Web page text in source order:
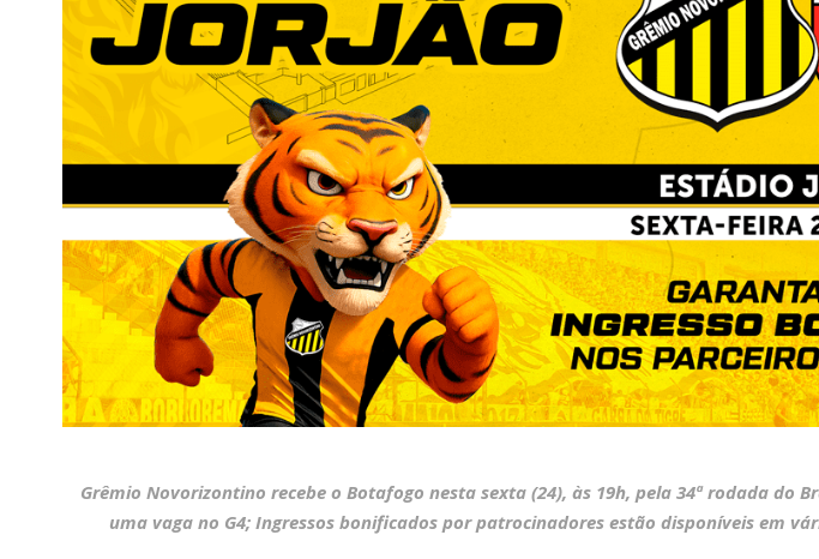
Grêmio Novorizontino recebe o Botafogo nesta sexta (24), às 19h, pela 34ª rodada do
uma vaga no G4; Ingressos bonificados por patrocinadores estão disponíveis em